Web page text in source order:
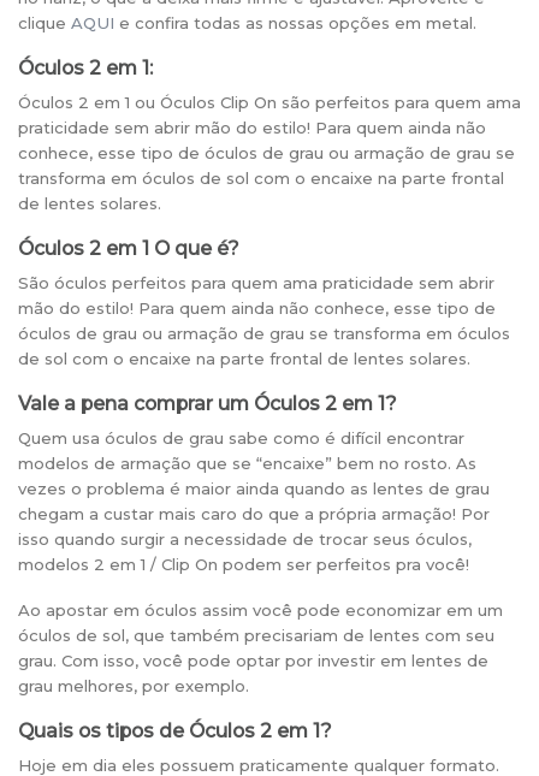
clique AQUI e confira todas as nossas opções em metal.
Óculos 2 em 1:
Óculos 2 em 1 ou Óculos Clip On são perfeitos para quem ama
praticidade sem abrir mão do estilo! Para quem ainda não
conhece, esse tipo de óculos de grau ou armação de grau se
transforma em óculos de sol com o encaixe na parte frontal
de lentes solares.
Óculos 2 em 1 O que é?
São óculos perfeitos para quem ama praticidade sem abrir
mão do estilo! Para quem ainda não conhece, esse tipo de
óculos de grau ou armação de grau se transforma em óculos
de sol com o encaixe na parte frontal de lentes solares.
Vale a pena comprar um Óculos 2 em 1?
Quem usa óculos de grau sabe como é difícil encontrar
modelos de armação que se “encaixe” bem no rosto. As
vezes o problema é maior ainda quando as lentes de grau
chegam a custar mais caro do que a própria armação! Por
isso quando surgir a necessidade de trocar seus óculos,
modelos 2 em 1 / Clip On podem ser perfeitos pra você!
Ao apostar em óculos assim você pode economizar em um
óculos de sol, que também precisariam de lentes com seu
grau. Com isso, você pode optar por investir em lentes de
grau melhores, por exemplo.
Quais os tipos de Óculos 2 em 1?
Hoje em dia eles possuem praticamente qualquer formato.